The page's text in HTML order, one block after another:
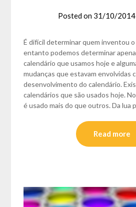
Posted on 31/10/2014
É difícil determinar quem inventou o
entanto podemos determinar
calendário que usamos hoje e
mudanças que estavam envolvidas
desenvolvimento do calendário.
calendários que são usados hoje.
é usado mais do que outros. Da lua
Read more